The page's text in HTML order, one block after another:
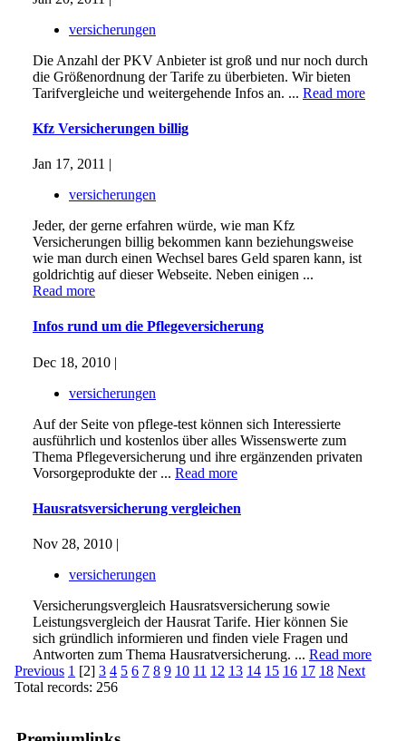
versicherungen
Die Anzahl der PKV Anbieter ist groß und nur noch durch
die Größenordnung der Tarife zu überbieten. Wir bieten
Tarifvergleiche und weitergehende Infos an. ... Read more
Kfz Versicherungen billig
Jan 17, 2011 |
versicherungen
Jeder, der gerne erfahren würde, wie man Kfz
Versicherungen billig bekommen kann beziehungsweise
wie man durch einen Wechsel bares Geld sparen kann, ist
goldrichtig auf dieser Webseite. Neben einigen ...
Read more
Infos rund um die Pflegeversicherung
Dec 18, 2010 |
versicherungen
Auf der Seite von pflege-test können sich Interessierte
ausführlich und kostenlos über alles Wissenswerte zum
Thema Pflegeversicherung und ihre ergänzenden privaten
Vorsorgeprodukte der ... Read more
Hausratsversicherung vergleichen
Nov 28, 2010 |
versicherungen
Versicherungsvergleich Hausratsversicherung sowie
Leistungsvergleich der Hausrat Tarife. Hier können Sie
sich gründlich informieren und finden viele Fragen und
Antworten zum Thema Hausratversicherung. ... Read more
Previous 1 [2] 3 4 5 6 7 8 9 10 11 12 13 14 15 16 17 18 Next
Total records: 256